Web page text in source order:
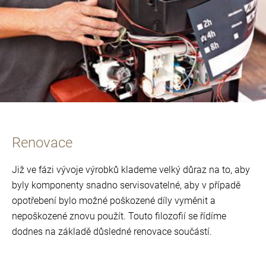
Renovace
Již ve fázi vývoje výrobků klademe velký důraz na to, aby
byly komponenty snadno servisovatelné, aby v případě
opotřebení bylo možné poškozené díly vyměnit a
nepoškozené znovu použít. Touto filozofií se řídíme
dodnes na základě důsledné renovace součástí.